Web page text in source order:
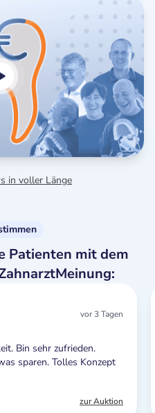
in voller Länge
Patienten mit dem
Ich kann nichts